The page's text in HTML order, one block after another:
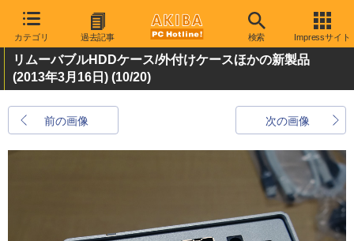
カテゴリ 過去記事 検索 Impressサイト
リムーバブルHDDケース/外付けケースほかの新製品
(2013年3月16日) (10/20)
前の画像 次の画像